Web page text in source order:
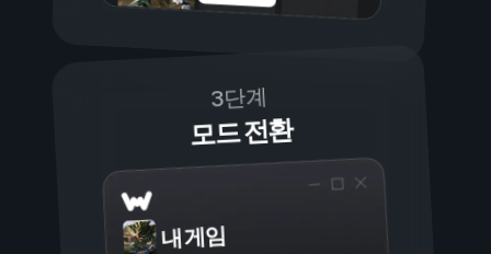
3단계
모드 전환
내 게임